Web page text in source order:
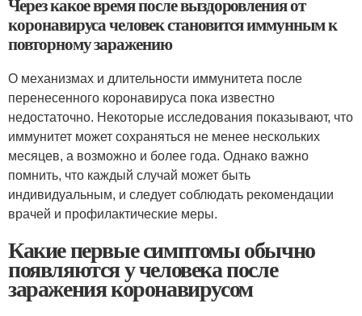
Через какое время после выздоровления от
коронавируса человек становится иммунным к
повторному заражению
О механизмах и длительности иммунитета после
перенесенного коронавируса пока известно
недостаточно. Некоторые исследования показывают, что
иммунитет может сохраняться не менее нескольких
месяцев, а возможно и более года. Однако важно
помнить, что каждый случай может быть
индивидуальным, и следует соблюдать рекомендации
врачей и профилактические меры.
Какие первые симптомы обычно
появляются у человека после
заражения коронавирусом